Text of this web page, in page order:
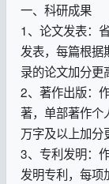
一、科研成果
1、论文发表：
发表，每篇根据
录的论文加分更
2、著作出版：
著，单部著作
万字及以上加分
3、专利发明：
发明专利，每项